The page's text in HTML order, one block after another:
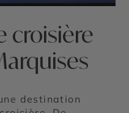
croisière
destination